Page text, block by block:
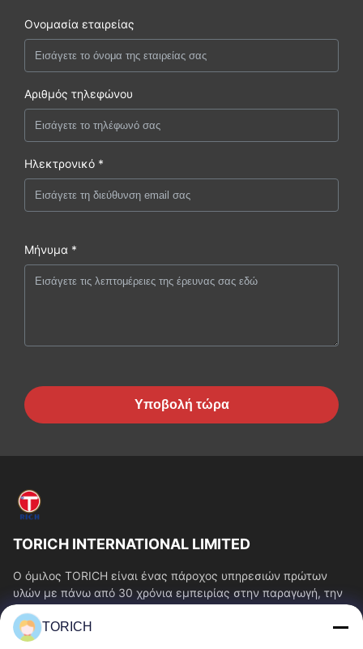
Ονομασία εταιρείας
Αριθμός τηλεφώνου
Ηλεκτρονικό *
Μήνυμα *
Υποβολή τώρα
TORICH INTERNATIONAL LIMITED
Ο όμιλος TORICH είναι ένας πάροχος υπηρεσιών πρώτων
υλών με πάνω από 30 χρόνια εμπειρίας στην παραγωγή, την
έρευνα και ανάπτυξη, το εμπόριο, την...
Γρήγοροι Σύνδεσμοι
TORICH